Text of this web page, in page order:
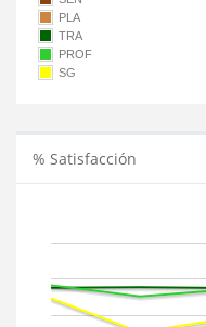
PLA
TRA
PROF
SG
% Satisfacción